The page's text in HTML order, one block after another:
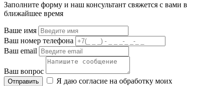
Заполните форму и наш консультант свяжется с вами в
ближайшее время
Ваше имя
Ваш номер телефона
Ваш email
Ваш вопрос
Отправить
Я даю согласие на обработку моих